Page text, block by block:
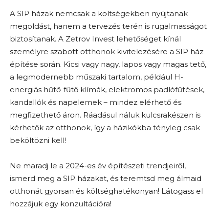
A SIP házak nemcsak a költségekben nyújtanak
megoldást, hanem a tervezés terén is rugalmasságot
biztosítanak. A Zetrov Invest lehetőséget kínál
személyre szabott otthonok kivitelezésére a SIP ház
építése során. Kicsi vagy nagy, lapos vagy magas tető,
a legmodernebb műszaki tartalom, például H-
energiás hűtő-fűtő klímák, elektromos padlófűtések,
kandallók és napelemek – mindez elérhető és
megfizethető áron. Ráadásul náluk kulcsrakészen is
kérhetők az otthonok, így a házikókba tényleg csak
beköltözni kell!
Ne maradj le a 2024-es év építészeti trendjeiről,
ismerd meg a SIP házakat, és teremtsd meg álmaid
otthonát gyorsan és költséghatékonyan! Látogass el
hozzájuk egy konzultációra!